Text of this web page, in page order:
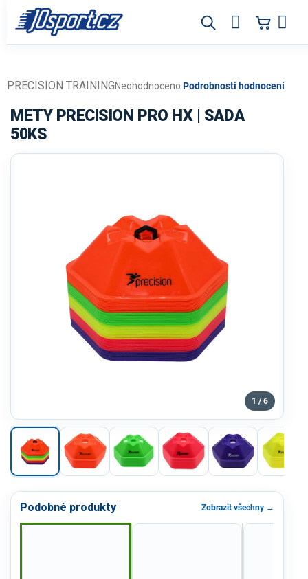
obsah
Průměrné
produktu
je
Neohodnoceno Podrobnosti hodnocení
PRECISION TRAINING
METY PRECISION PRO HX | SADA
50KS
1 / 6
Podobné produkty Zobrazit všechny →